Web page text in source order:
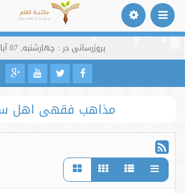
بروزرسانی در : چهارشنبه, 07 آبان 1399
مذاهب فقهی اهل